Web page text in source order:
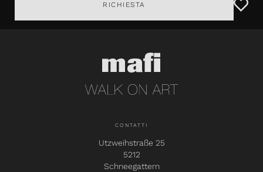
RICHIESTA
CONTATTI
Utzweihstraße 25
5212
Schneegattern